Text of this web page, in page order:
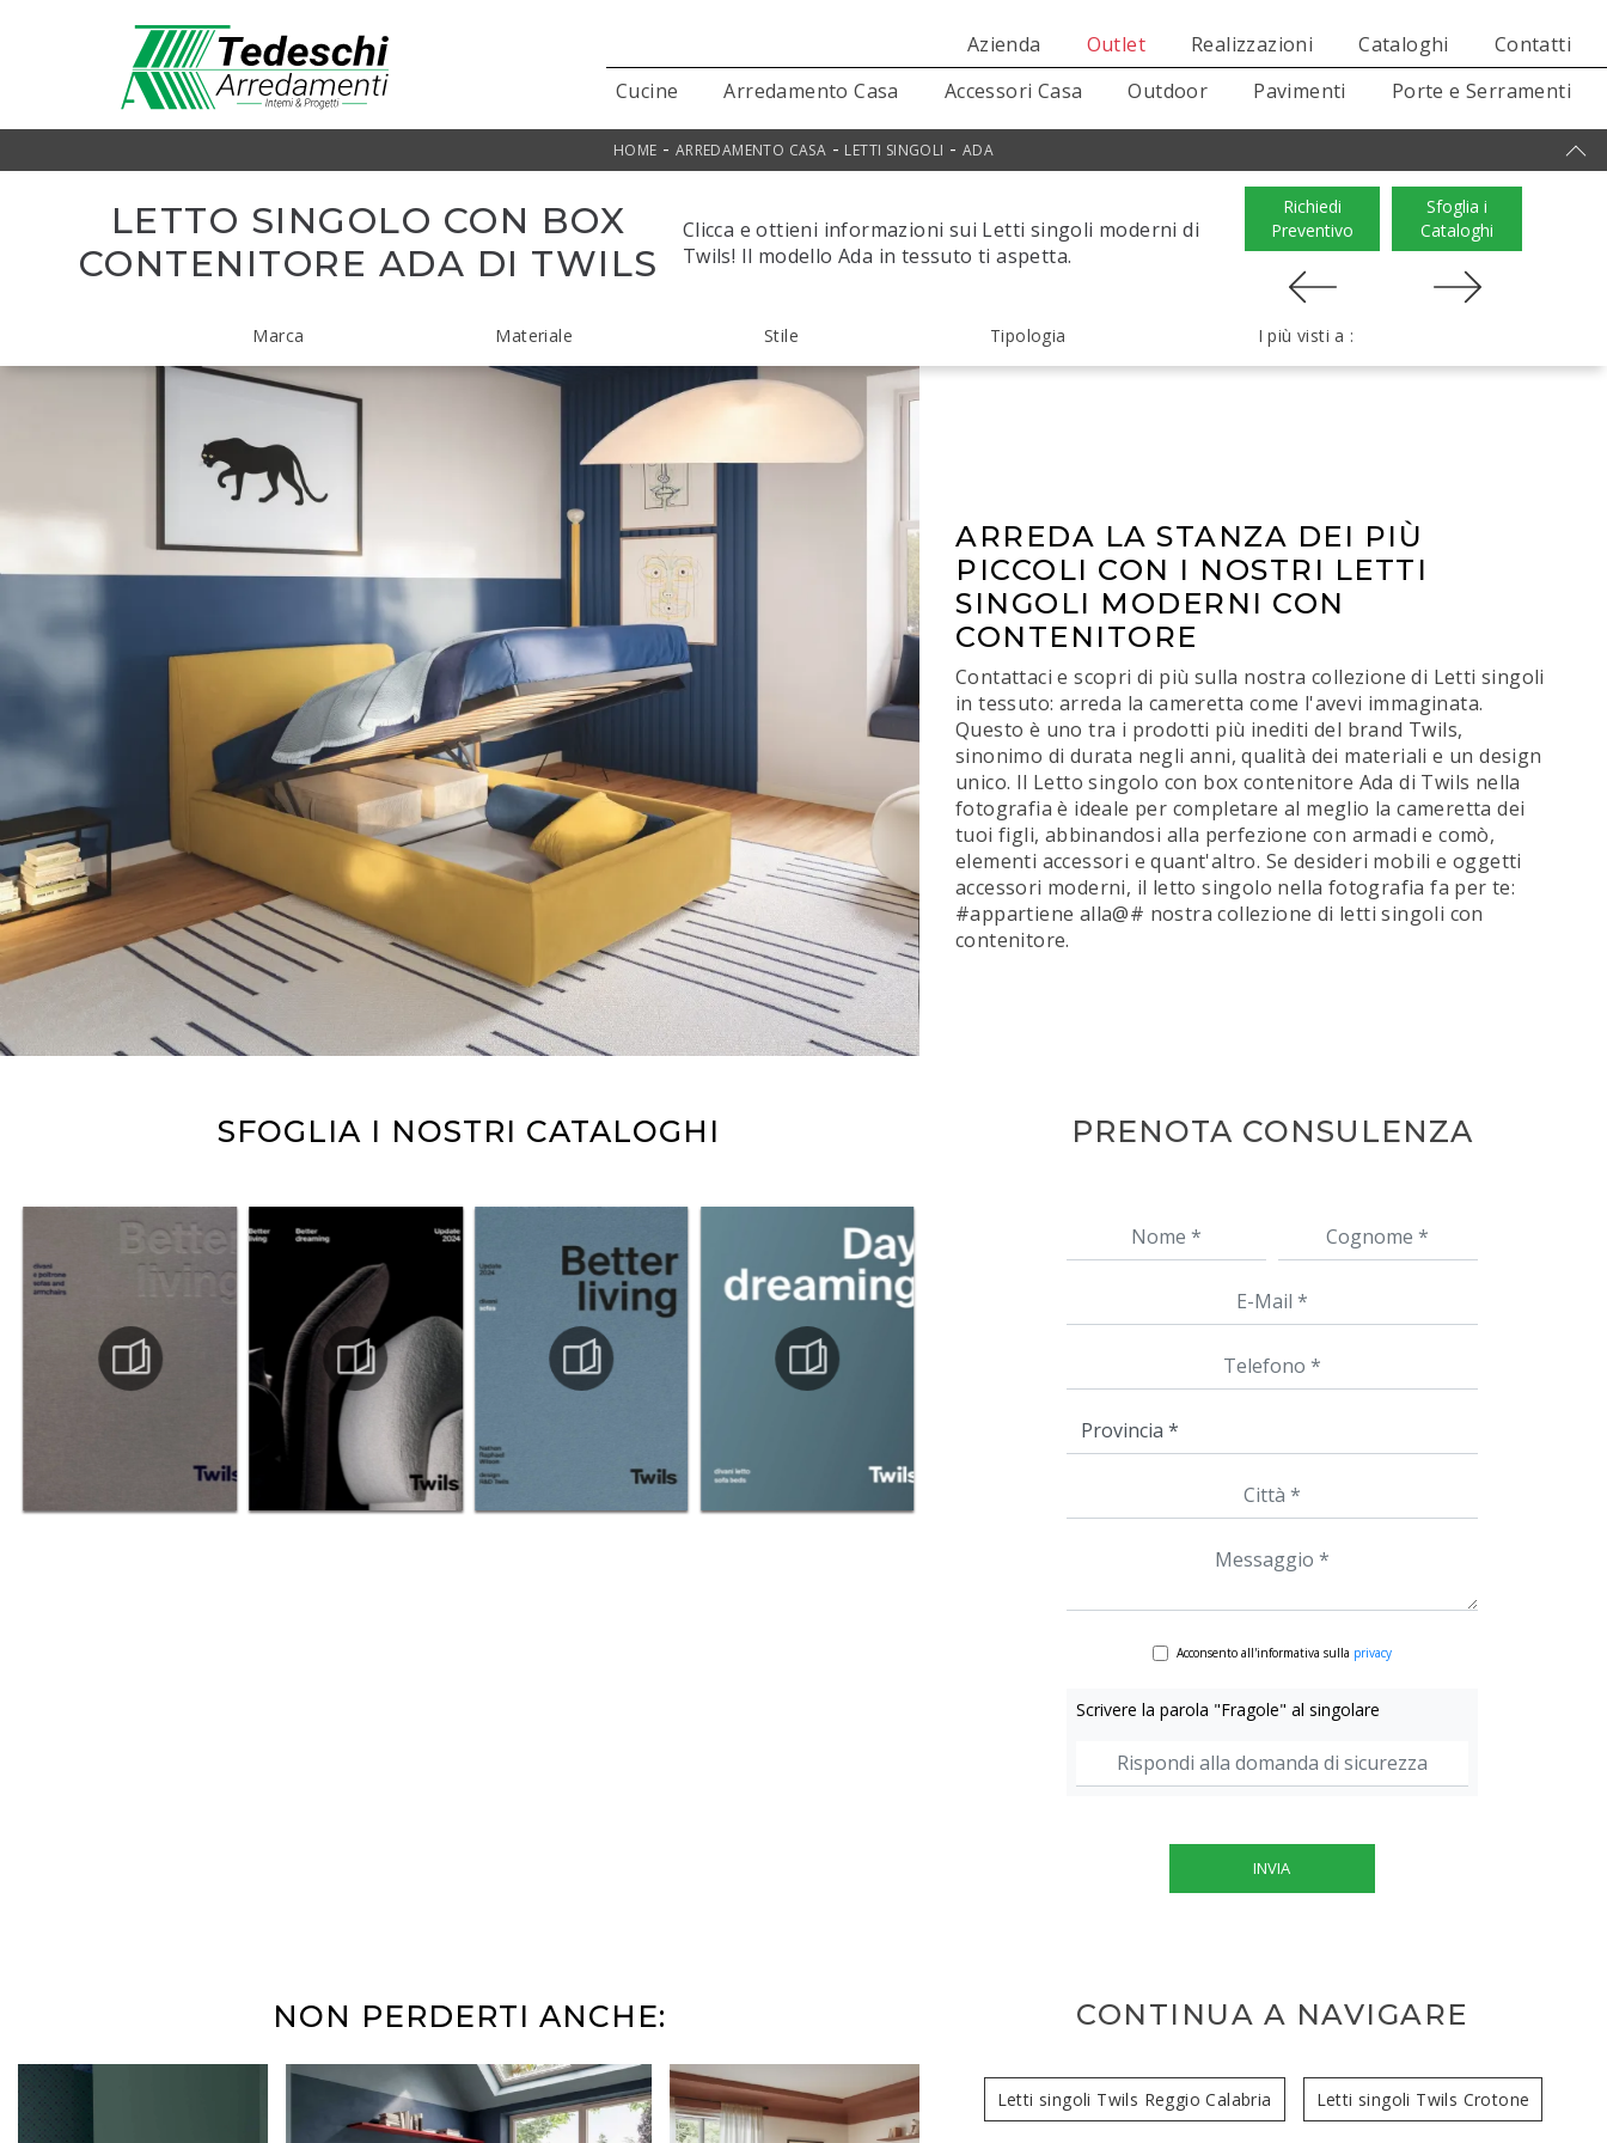
Azienda Outlet Realizzazioni Cataloghi
Contatti
Cucine
Arredamento Casa Accessori Casa Outdoor Pavimenti Porte e Serramenti
HOME - ARREDAMENTO CASA - LETTI SINGOLI - ADA
LETTO SINGOLO CON BOX
CONTENITORE ADA DI TWILS
Clicca e ottieni informazioni sui Letti singoli moderni di
Twils! Il modello Ada in tessuto ti aspetta.
Richiedi
Preventivo
Sfoglia i
Cataloghi
Marca Materiale Stile Tipologia I più visti a :
ARREDA LA STANZA DEI PIÙ
PICCOLI CON I NOSTRI LETTI
SINGOLI MODERNI CON
CONTENITORE
Contattaci e scopri di più sulla nostra collezione di Letti singoli
in tessuto: arreda la cameretta come l'avevi immaginata.
Questo è uno tra i prodotti più inediti del brand Twils,
sinonimo di durata negli anni, qualità dei materiali e un design
unico. Il Letto singolo con box contenitore Ada di Twils nella
fotografia è ideale per completare al meglio la cameretta dei
tuoi figli, abbinandosi alla perfezione con armadi e comò,
elementi accessori e quant'altro. Se desideri mobili e oggetti
accessori moderni, il letto singolo nella fotografia fa per te:
#appartiene alla@# nostra collezione di letti singoli con
contenitore.
SFOGLIA I NOSTRI CATALOGHI PRENOTA CONSULENZA
Acconsento all'informativa sulla privacy
Scrivere la parola "Fragole" al singolare
INVIA
NON PERDERTI ANCHE: CONTINUA A NAVIGARE
Letti singoli Twils Reggio Calabria Letti singoli Twils Crotone